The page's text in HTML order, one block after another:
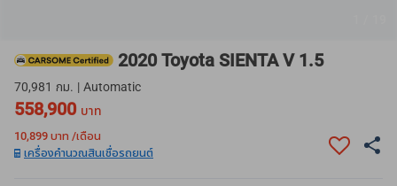
2020 Toyota SIENTA V 1.5
70,981 กม. | Automatic
558,900 บาท
10,899บาท /เดือน
เครื่องคำนวณสินเชื่อรถยนต์